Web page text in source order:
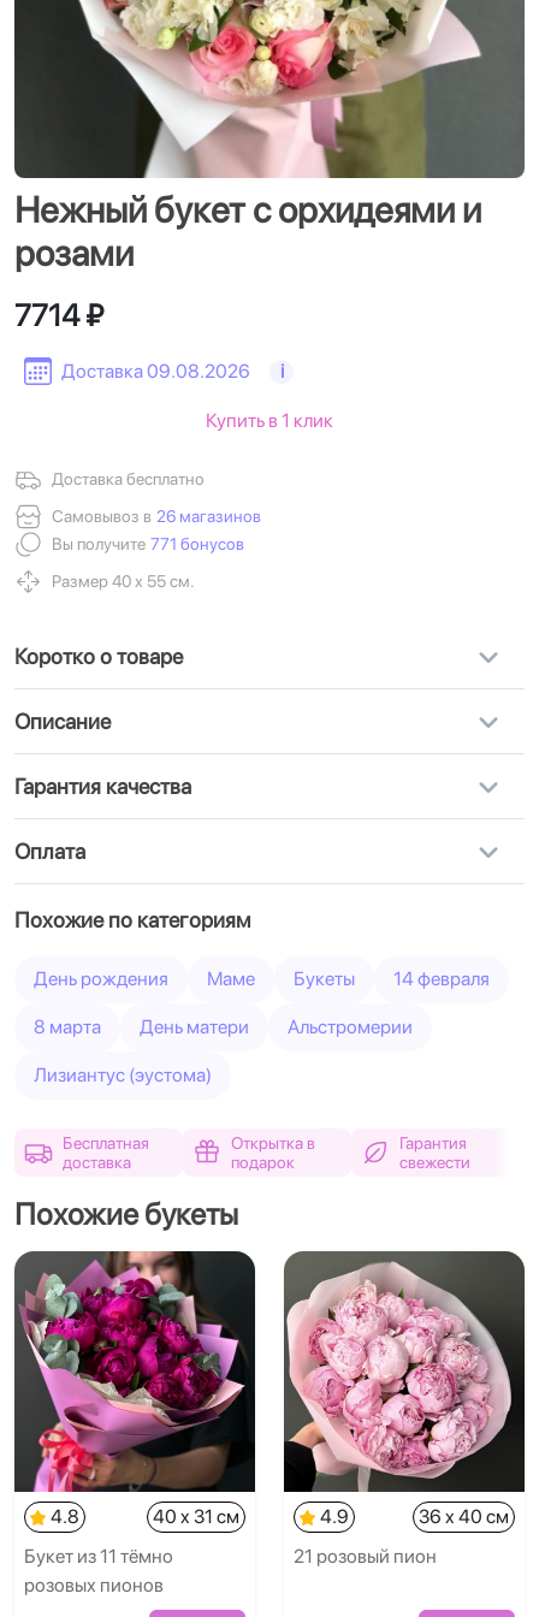
Нежный букет с орхидеями и
розами
Доставка 09.08.2026 i
7714 ₽
Доставка бесплатно
Самовывоз в 26 магазинов
Вы получите 771 бонусов
Размер 40 х 55 см.
Купить в 1 клик
Коротко о товаре
Описание
Гарантия качества
Оплата
Похожие по категориям
День рождения Маме Букеты 14 февраля
8 марта День матери Альстромерии
Лизиантус (эустома)
Бесплатная
доставка
Открытка в
подарок
Гарантия
свежести
Похожие букеты
4.8
40 x 31 см
Букет из 11 тёмно
розовых пионов
4.9
36 x 40 см
21 розовый пион